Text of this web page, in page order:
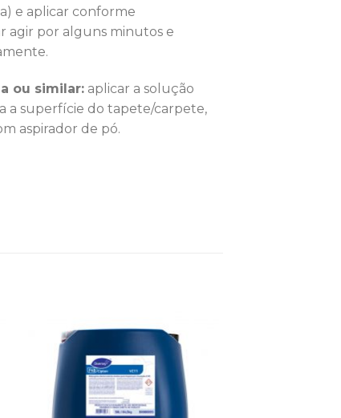
e aplicar conforme
agir por alguns minutos e
ou similar: aplicar a solução
a superfície do tapete/carpete,
aspirador de pó.